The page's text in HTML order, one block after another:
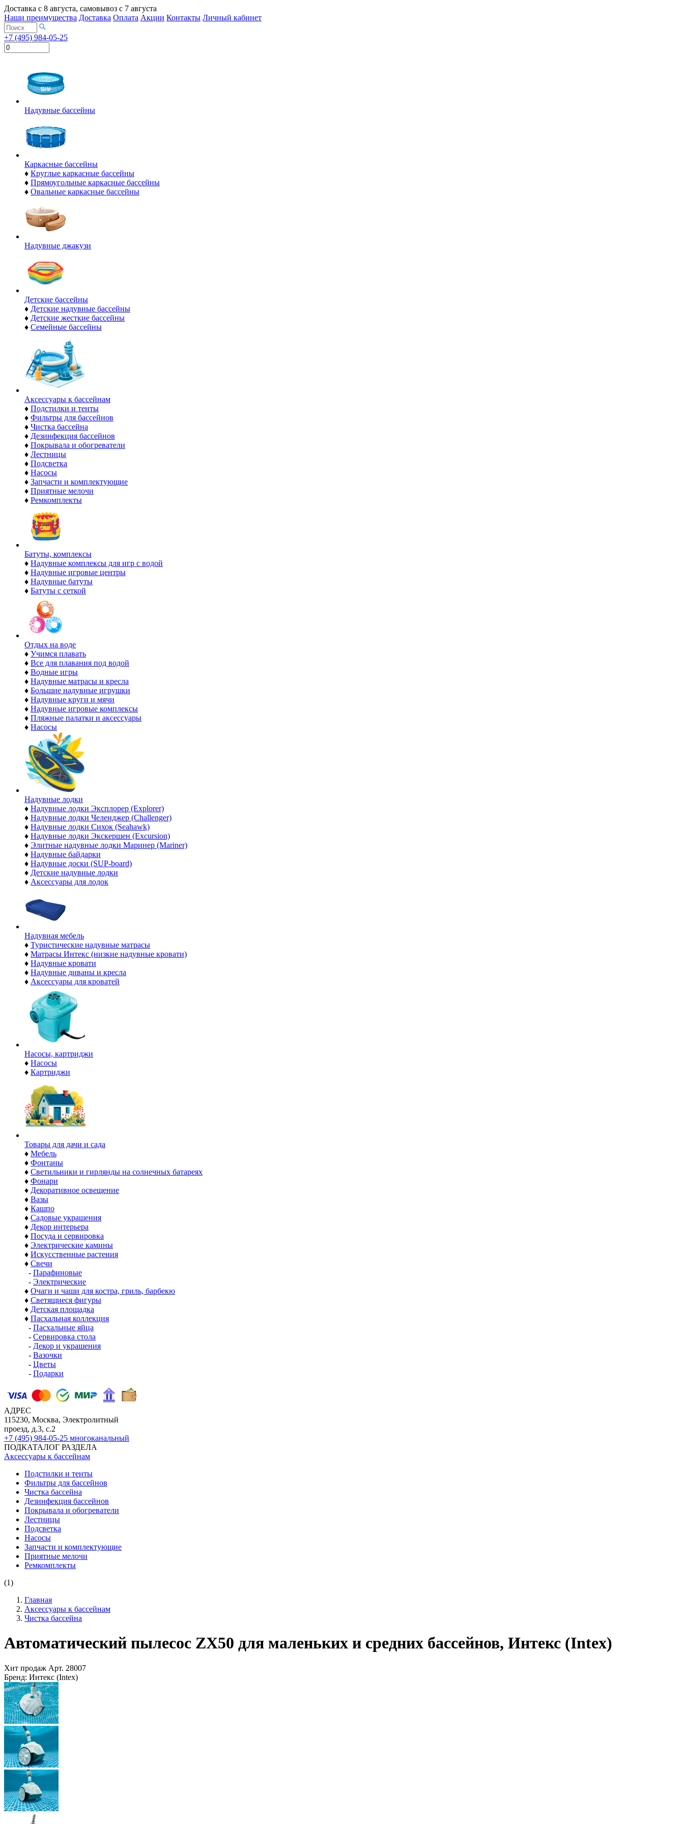
Доставка с 8 августа, самовывоз с 7 августа
Наши преимущества Доставка Оплата Акции Контакты Личный кабинет
+7 (495) 984-05-25
Надувные бассейны
Каркасные бассейны
♦ Круглые каркасные бассейны
♦ Прямоугольные каркасные бассейны
♦ Овальные каркасные бассейны
Надувные джакузи
Детские бассейны
♦ Детские надувные бассейны
♦ Детские жесткие бассейны
♦ Семейные бассейны
Аксессуары к бассейнам
♦ Подстилки и тенты
♦ Фильтры для бассейнов
♦ Чистка бассейна
♦ Дезинфекция бассейнов
♦ Покрывала и обогреватели
♦ Лестницы
♦ Подсветка
♦ Насосы
♦ Запчасти и комплектующие
♦ Приятные мелочи
♦ Ремкомплекты
Батуты, комплексы
♦ Надувные комплексы для игр с водой
♦ Надувные игровые центры
♦ Надувные батуты
♦ Батуты с сеткой
Отдых на воде
♦ Учимся плавать
♦ Все для плавания под водой
♦ Водные игры
♦ Надувные матрасы и кресла
♦ Большие надувные игрушки
♦ Надувные круги и мячи
♦ Надувные игровые комплексы
♦ Пляжные палатки и аксессуары
♦ Насосы
Надувные лодки
♦ Надувные лодки Эксплорер (Explorer)
♦ Надувные лодки Челенджер (Challenger)
♦ Надувные лодки Сихок (Seahawk)
♦ Надувные лодки Экскершен (Excursion)
♦ Элитные надувные лодки Маринер (Mariner)
♦ Надувные байдарки
♦ Надувные доски (SUP-board)
♦ Детские надувные лодки
♦ Аксессуары для лодок
Надувная мебель
♦ Туристические надувные матрасы
♦ Матрасы Интекс (низкие надувные кровати)
♦ Надувные кровати
♦ Надувные диваны и кресла
♦ Аксессуары для кроватей
Насосы, картриджи
♦ Насосы
♦ Картриджи
Товары для дачи и сада
♦ Мебель
♦ Фонтаны
♦ Светильники и гирлянды на солнечных батареях
♦ Фонари
♦ Декоративное освещение
♦ Вазы
♦ Кашпо
♦ Садовые украшения
♦ Декор интерьера
♦ Посуда и сервировка
♦ Электрические камины
♦ Искусственные растения
♦ Свечи
- Парафиновые
- Электрические
♦ Очаги и чаши для костра, гриль, барбекю
♦ Светящиеся фигуры
♦ Детская площадка
♦ Пасхальная коллекция
- Пасхальные яйца
- Сервировка стола
- Декор и украшения
- Вазочки
- Цветы
- Подарки
АДРЕС
115230, Москва, Электролитный
проезд, д.3, с.2
+7 (495) 984-05-25 многоканальный
ПОДКАТАЛОГ РАЗДЕЛА
Аксессуары к бассейнам
Подстилки и тенты
Фильтры для бассейнов
Чистка бассейна
Дезинфекция бассейнов
Покрывала и обогреватели
Лестницы
Подсветка
Насосы
Запчасти и комплектующие
Приятные мелочи
Ремкомплекты
(1)
Главная
Аксессуары к бассейнам
Чистка бассейна
Автоматический пылесос ZX50 для маленьких и средних бассейнов, Интекс (Intex)
Хит продаж Арт. 28007
Бренд: Интекс (Intex)